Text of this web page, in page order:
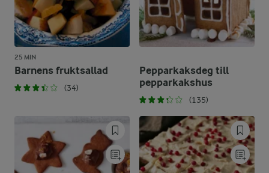
25 MIN
Barnens fruktsallad
(34)
Pepparkaksdeg till
pepparkakshus
(135)